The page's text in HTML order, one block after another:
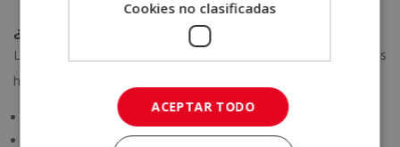
¿Qué salidas tiene el diseño gráfico?
Las
más
habituales incluyen las siguientes opciones:
Diseñador de packaging
Director de arte
Cookies no clasificadas
ACEPTAR TODO